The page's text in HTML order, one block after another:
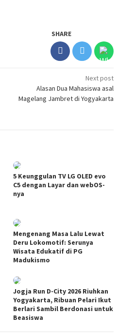
SHARE
Next post
Alasan Dua Mahasiswa asal
Magelang Jambret di Yogyakarta
5 Keunggulan TV LG OLED evo
C5 dengan Layar dan webOS-
nya
Mengenang Masa Lalu Lewat
Deru Lokomotif: Serunya
Wisata Edukatif di PG
Madukismo
Jogja Run D-City 2026 Riuhkan
Yogyakarta, Ribuan Pelari Ikut
Berlari Sambil Berdonasi untuk
Beasiswa